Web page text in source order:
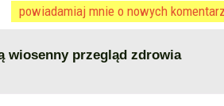
powiadamiaj mnie o nowych
wiosenny przegląd zdrowia